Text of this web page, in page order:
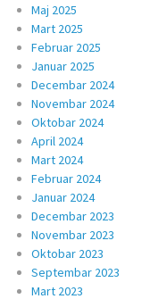
Maj 2025
Mart 2025
Februar 2025
Januar 2025
Decembar 2024
Novembar 2024
Oktobar 2024
April 2024
Mart 2024
Februar 2024
Januar 2024
Decembar 2023
Novembar 2023
Oktobar 2023
Septembar 2023
Mart 2023